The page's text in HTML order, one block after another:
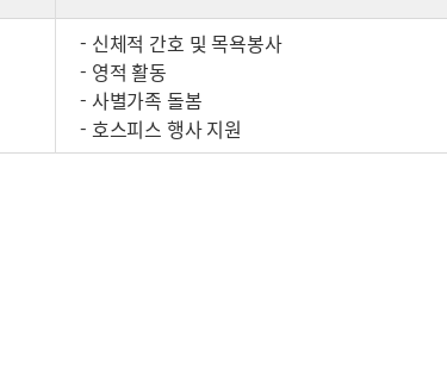
- 신체적 간호 및 목욕봉사
- 영적 활동
- 사별가족 돌봄
- 호스피스 행사 지원